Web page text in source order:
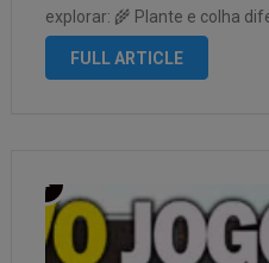
explorar: 🌾 Plante e colha
animais da sua fazenda.🏡
FULL ARTICLE